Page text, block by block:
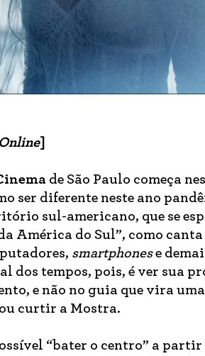
]
de São Paulo começa
ser diferente neste ano
sul-americano, que se
América do Sul”, como
smartphonese
dos tempos, pois, é ver sua
e não no guia que vira
curtir a Mostra.
“bater o centro” a